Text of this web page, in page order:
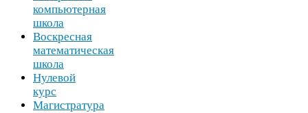
компьютерная
школа
Воскресная
математическая
школа
Нулевой
курс
Магистратура